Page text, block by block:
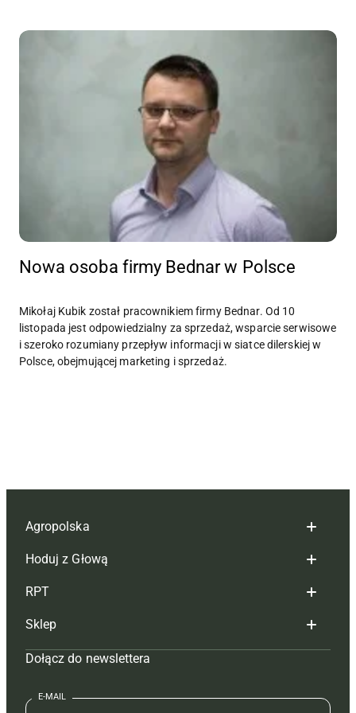
Nowa osoba firmy Bednar w Polsce
Mikołaj Kubik został pracownikiem firmy Bednar. Od 10
listopada jest odpowiedzialny za sprzedaż, wsparcie serwisowe
i szeroko rozumiany przepływ informacji w siatce dilerskiej w
Polsce, obejmującej marketing i sprzedaż.
Agropolska
Redakcja
Reklama
Tagi
Mapa serwisu
Kontakt
Hoduj z Głową
Hoduj z głową bydło
Hoduj z głową świnie
Prenumerata
Redakcja
RPT
Redakcja
Prenumerata
Reklama
Sklep
Czasopisma i prenumerata
Książki
Dołącz do newslettera
E-MAIL